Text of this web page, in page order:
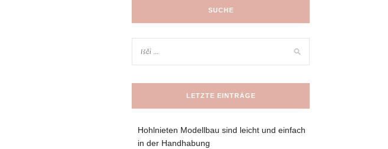
SUCHE
LETZTE EINTRÄGE
Hohlnieten Modellbau sind leicht und einfach
in der Handhabung